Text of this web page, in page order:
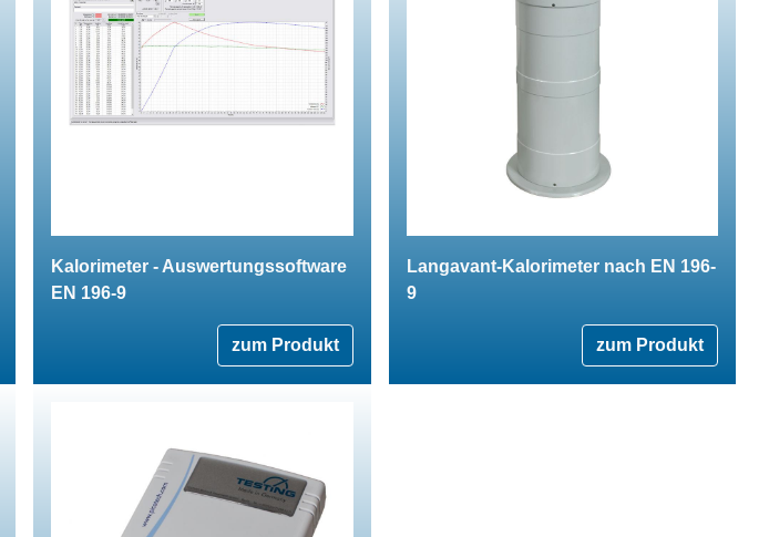
Kalorimeter - Auswertungssoftware
EN 196-9
zum Produkt
Langavant-Kalorimeter nach EN 196-
9
zum Produkt